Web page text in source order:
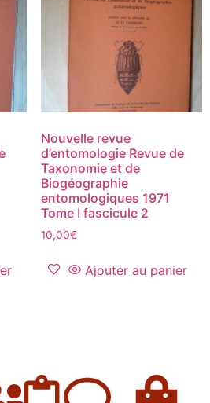
Nouvelle revue
d’entomologie Revue de
Taxonomie et de
Biogéographie
entomologiques 1971
Tome I fascicule 2
10,00€
Ajouter au panier